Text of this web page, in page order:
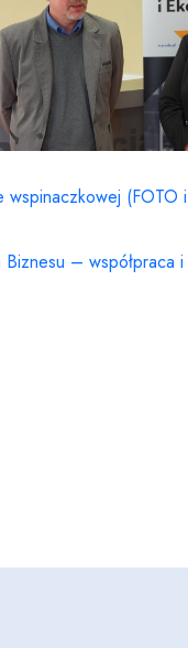
wspinaczkowej (FOTO
– współpraca